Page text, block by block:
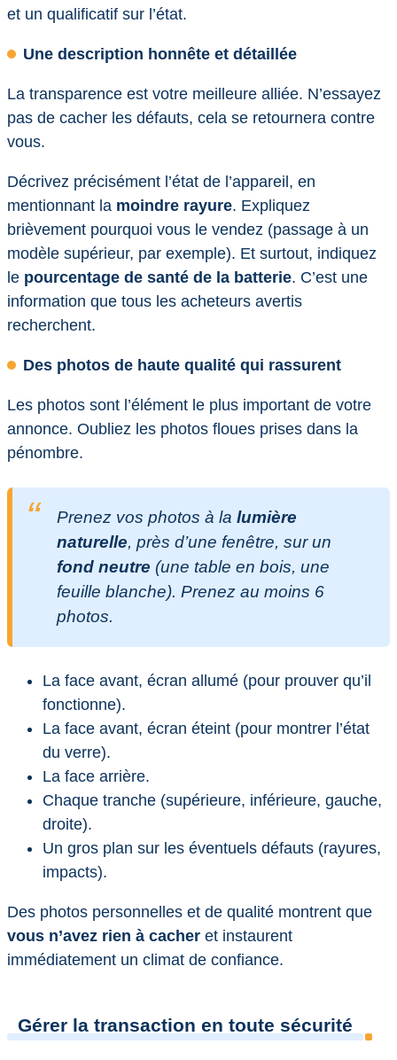
et un qualificatif sur l’état.
Une description honnête et détaillée
La transparence est votre meilleure alliée. N’essayez
pas de cacher les défauts, cela se retournera contre
vous.
Décrivez précisément l’état de l’appareil, en
mentionnant la moindre rayure. Expliquez
brièvement pourquoi vous le vendez (passage à un
modèle supérieur, par exemple). Et surtout, indiquez
le pourcentage de santé de la batterie. C’est une
information que tous les acheteurs avertis
recherchent.
Des photos de haute qualité qui rassurent
Les photos sont l’élément le plus important de votre
annonce. Oubliez les photos floues prises dans la
pénombre.
Prenez vos photos à la lumière
naturelle, près d’une fenêtre, sur un
fond neutre (une table en bois, une
feuille blanche). Prenez au moins 6
photos.
La face avant, écran allumé (pour prouver qu’il
fonctionne).
La face avant, écran éteint (pour montrer l’état
du verre).
La face arrière.
Chaque tranche (supérieure, inférieure, gauche,
droite).
Un gros plan sur les éventuels défauts (rayures,
impacts).
Des photos personnelles et de qualité montrent que
vous n’avez rien à cacher et instaurent
immédiatement un climat de confiance.
Gérer la transaction en toute sécurité